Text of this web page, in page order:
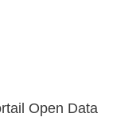
Open Data